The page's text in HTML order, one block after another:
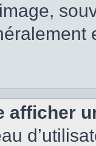
afficher